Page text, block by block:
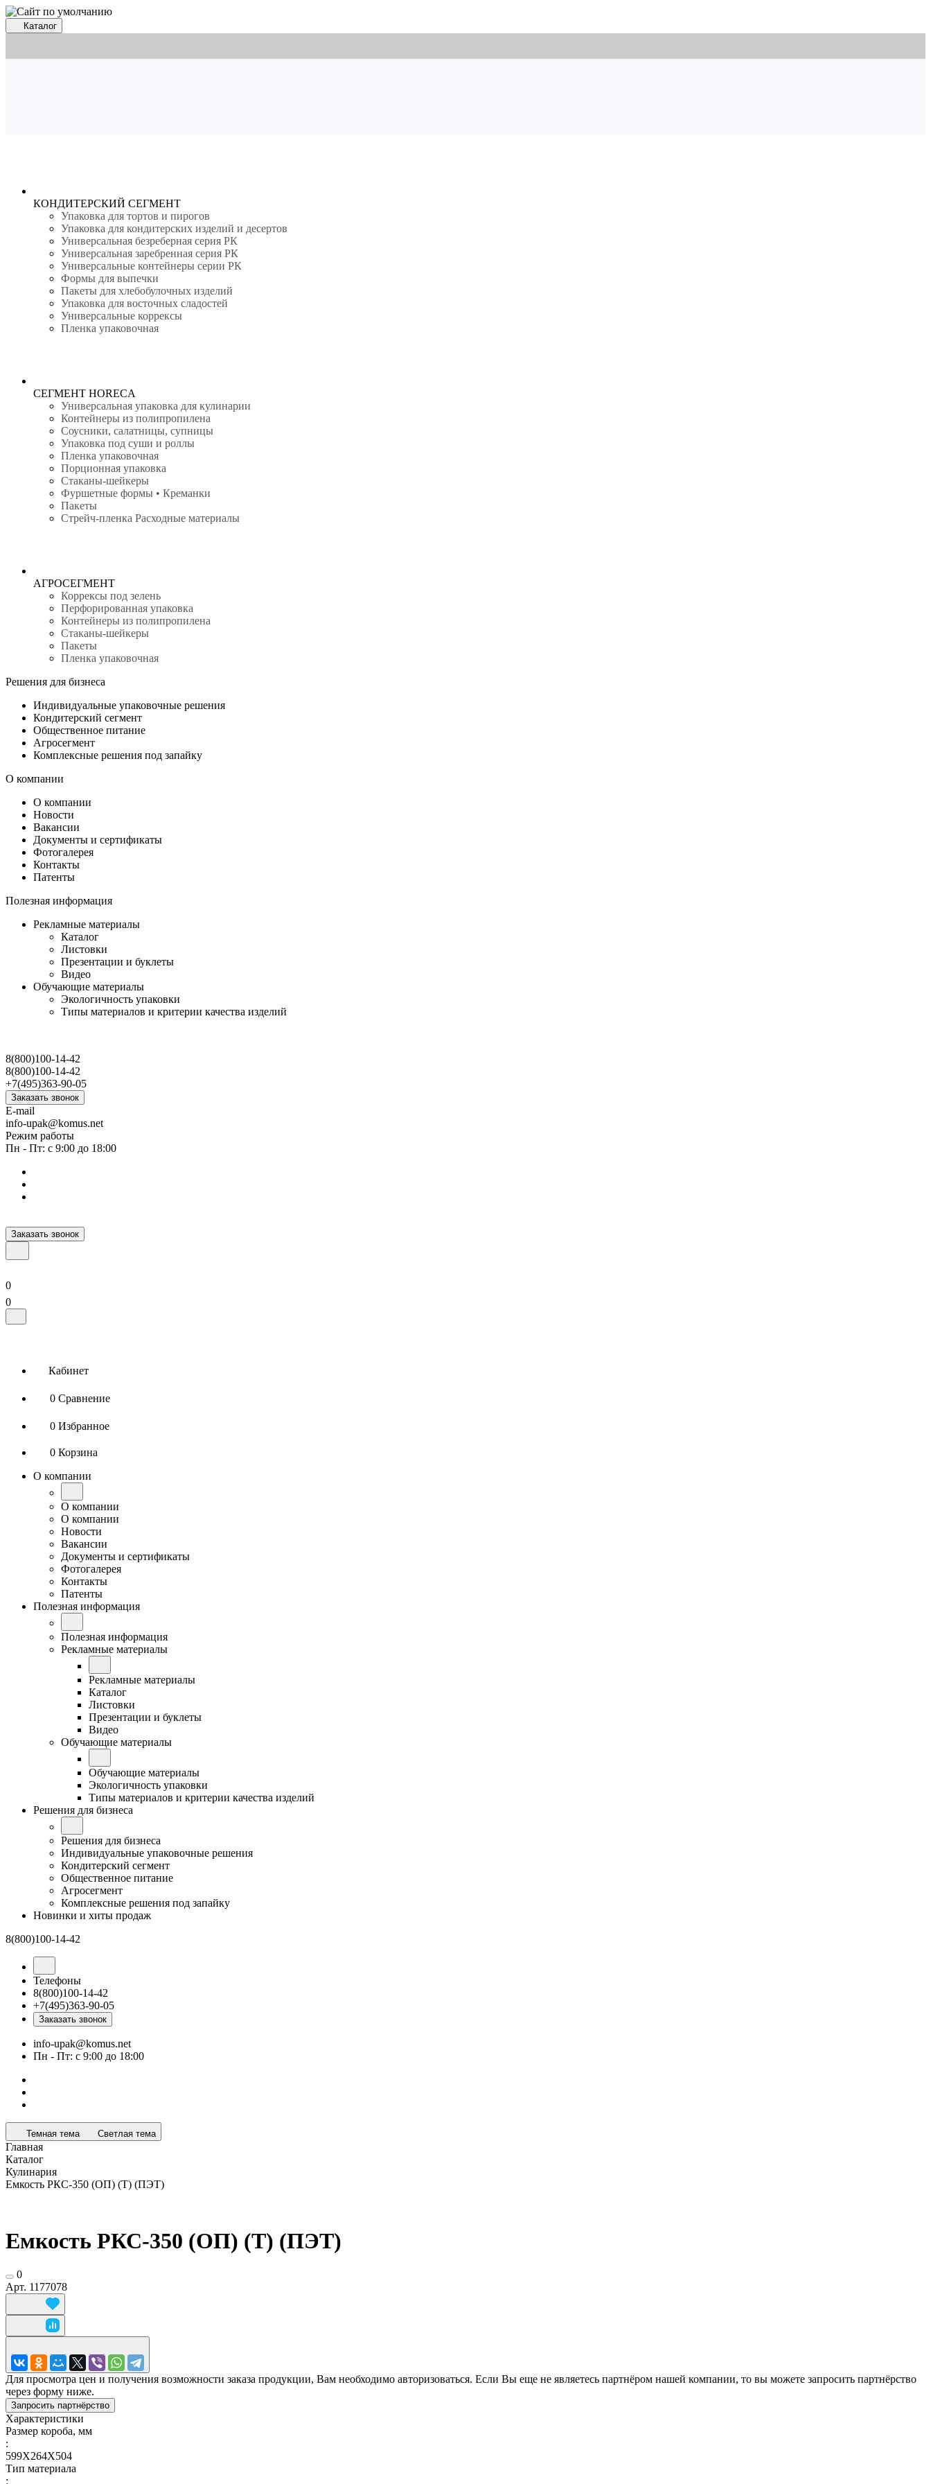
Каталог
КОНДИТЕРСКИЙ СЕГМЕНТ
Упаковка для тортов и пирогов
Упаковка для кондитерских изделий и десертов
Универсальная безреберная серия РК
Универсальная заребренная серия РК
Универсальные контейнеры серии РК
Формы для выпечки
Пакеты для хлебобулочных изделий
Упаковка для восточных сладостей
Универсальные коррексы
Пленка упаковочная
СЕГМЕНТ HORECA
Универсальная упаковка для кулинарии
Контейнеры из полипропилена
Соусники, салатницы, супницы
Упаковка под суши и роллы
Пленка упаковочная
Порционная упаковка
Стаканы-шейкеры
Фуршетные формы • Креманки
Пакеты
Стрейч-пленка Расходные материалы
АГРОСЕГМЕНТ
Коррексы под зелень
Перфорированная упаковка
Контейнеры из полипропилена
Стаканы-шейкеры
Пакеты
Пленка упаковочная
Решения для бизнеса
Индивидуальные упаковочные решения
Кондитерский сегмент
Общественное питание
Агросегмент
Комплексные решения под запайку
О компании
О компании
Новости
Вакансии
Документы и сертификаты
Фотогалерея
Контакты
Патенты
Полезная информация
Рекламные материалы
Каталог
Листовки
Презентации и буклеты
Видео
Обучающие материалы
Экологичность упаковки
Типы материалов и критерии качества изделий
8(800)100-14-42
8(800)100-14-42
+7(495)363-90-05
Заказать звонок
E-mail
info-upak@komus.net
Режим работы
Пн - Пт: с 9:00 до 18:00
Заказать звонок
0
0
Кабинет
0 Сравнение
0 Избранное
0 Корзина
О компании
О компании
О компании
Новости
Вакансии
Документы и сертификаты
Фотогалерея
Контакты
Патенты
Полезная информация
Полезная информация
Рекламные материалы
Рекламные материалы
Каталог
Листовки
Презентации и буклеты
Видео
Обучающие материалы
Обучающие материалы
Экологичность упаковки
Типы материалов и критерии качества изделий
Решения для бизнеса
Решения для бизнеса
Индивидуальные упаковочные решения
Кондитерский сегмент
Общественное питание
Агросегмент
Комплексные решения под запайку
Новинки и хиты продаж
8(800)100-14-42
Телефоны
8(800)100-14-42
+7(495)363-90-05
Заказать звонок
info-upak@komus.net
Пн - Пт: с 9:00 до 18:00
Темная тема Светлая тема
Главная
Каталог
Кулинария
Емкость РКС-350 (ОП) (Т) (ПЭТ)
Емкость РКС-350 (ОП) (Т) (ПЭТ)
0
Арт. 1177078
Для просмотра цен и получения возможности заказа продукции, Вам необходимо авторизоваться. Если Вы еще не являетесь партнёром нашей компании, то вы можете запросить партнёрство
через форму ниже.
Запросить партнёрство
Характеристики
Размер короба, мм
:
599Х264Х504
Тип материала
: